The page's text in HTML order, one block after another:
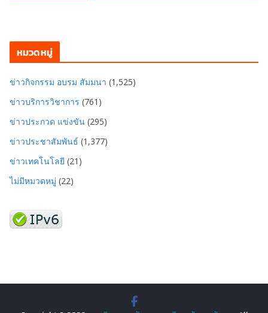
หมวดหมู่
ข่าวกิจกรรม อบรม สัมมนา (1,525)
ข่าวบริการวิชาการ (761)
ข่าวประกวด แข่งขัน (295)
ข่าวประชาสัมพันธ์ (1,377)
ข่าวเทคโนโลยี (21)
ไม่มีหมวดหมู่ (22)